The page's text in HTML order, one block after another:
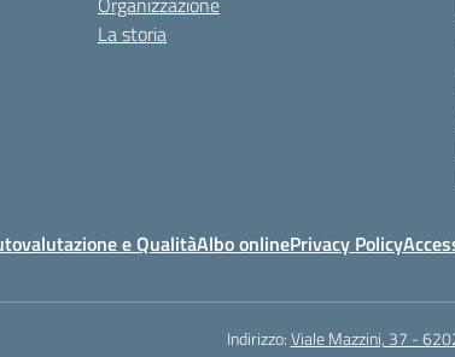
La storia
e QualitàAlbo onlinePrivacy Policy
Indirizzo:Viale Mazzini, 37 -